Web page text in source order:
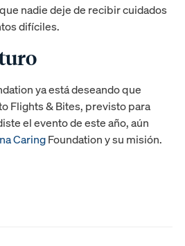
nadie deje de recibir cuidados
difíciles.
ya está deseando que
Flights & Bites, previsto para
el evento de este año, aún
CaringFoundation y su misión.